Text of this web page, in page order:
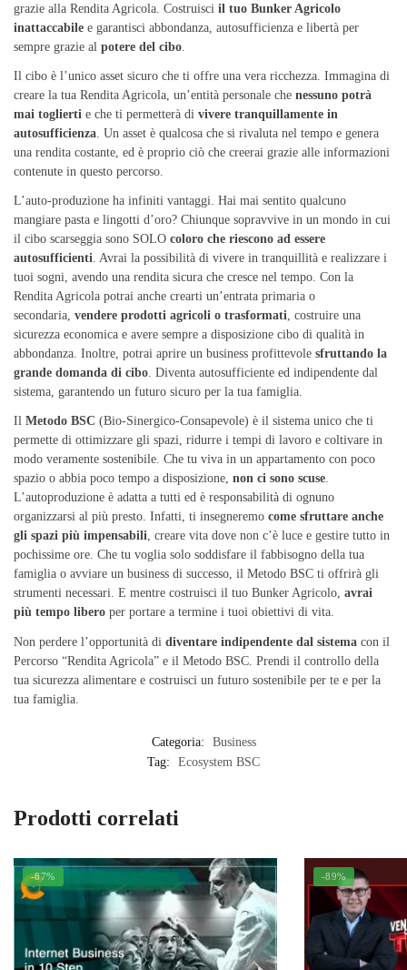
grazie alla Rendita Agricola. Costruisci il tuo Bunker Agricolo
inattaccabile e garantisci abbondanza, autosufficienza e libertà per
sempre grazie al potere del cibo
Il cibo è l’unico asset sicuro che ti offre una vera ricchezza. Immagina di
creare la tua Rendita Agricola, un’entità personale che nessuno potrà
mai toglierti e che ti permetterà di vivere tranquillamente in
autosufficienza . Un asset è qualcosa che si rivaluta nel tempo e genera
una rendita costante, ed è proprio ciò che creerai grazie alle informazioni
contenute in questo percorso.
L’auto-produzione ha infiniti vantaggi. Hai mai sentito qualcuno
mangiare pasta e lingotti d’oro? Chiunque sopravvive in un mondo in cui
il cibo scarseggia sono SOLO coloro che riescono ad essere
autosufficienti. Avrai la possibilità di vivere in tranquillità e realizzare i
tuoi sogni, avendo una rendita sicura che cresce nel tempo. Con la
Rendita Agricola potrai anche crearti un’entrata primaria o
secondaria, vendere prodotti agricoli o trasformati, costruire una
sicurezza economica e avere sempre a disposizione cibo di qualità in
abbondanza. Inoltre, potrai aprire un business profittevole sfruttando la
grande domanda di cibo. Diventa autosufficiente ed indipendente dal
sistema, garantendo un futuro sicuro per la tua famiglia.
Il Metodo BSC (Bio-Sinergico-Consapevole) è il sistema unico che ti
permette di ottimizzare gli spazi, ridurre i tempi di lavoro e coltivare in
modo veramente sostenibile. Che tu viva in un appartamento con poco
spazio o abbia poco tempo a disposizione, non ci sono scuse.
L’autoproduzione è adatta a tutti ed è responsabilità di ognuno
organizzarsi al più presto. Infatti, ti insegneremo come sfruttare anche
gli spazi più impensabili, creare vita dove non c’è luce e gestire tutto in
pochissime ore. Che tu voglia solo soddisfare il fabbisogno della tua
famiglia o avviare un business di successo, il Metodo BSC ti offrirà gli
strumenti necessari. E mentre costruisci il tuo Bunker Agricolo, avrai
più tempo libero per portare a termine i tuoi obiettivi di vita.
Non perdere l’opportunità di diventare indipendente dal sistema con il
Percorso “Rendita Agricola” e il Metodo BSC. Prendi il controllo della
tua sicurezza alimentare e costruisci un futuro sostenibile per te e per la
tua famiglia.
Categoria:
Business
Tag:
Ecosystem BSC
Prodotti correlati
-87% -89%